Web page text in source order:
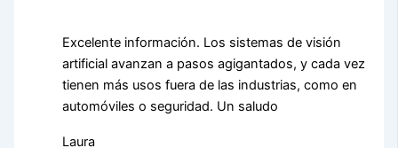
Excelente información. Los sistemas de visión
artificial avanzan a pasos agigantados, y cada vez
tienen más usos fuera de las industrias, como en
automóviles o seguridad. Un saludo
Laura